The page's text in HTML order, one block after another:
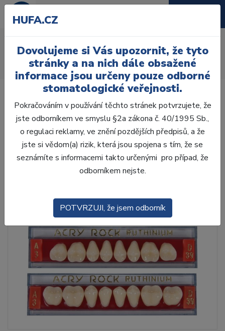
Úvod Zuby
AcryRock
AcryRock frontální H 6 ks S56, A3
HUFA.CZ
Dovolujeme si Vás upozornit, že tyto
stránky a na nich dále obsažené
informace jsou určeny pouze odborné
stomatologické veřejnosti.
Pokračováním v používání těchto stránek potvrzujete, že
jste odborníkem ve smyslu §2a zákona č. 40/1995 Sb.,
o regulaci reklamy, ve znění pozdějších předpisů, a že
jste si vědom(a) rizik, která jsou spojena s tím, že se
seznámíte s informacemi takto určenými pro případ, že
odborníkem nejste.
POTVRZUJI, že jsem odborník